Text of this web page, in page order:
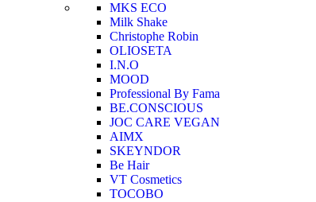
MKS ECO
Milk Shake
Christophe Robin
OLIOSETA
I.N.O
MOOD
Professional By Fama
BE.CONSCIOUS
JOC CARE VEGAN
AIMX
SKEYNDOR
Be Hair
VT Cosmetics
TOCOBO